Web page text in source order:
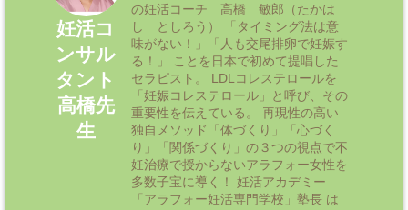
妊活コ
ンサル
タント
高橋先
生
の妊活コーチ 高橋 敏郎（たかは
し としろう） 「タイミング法は意
味がない！」「人も交尾排卵で妊娠す
る！」 ことを日本で初めて提唱した
セラピスト。 LDLコレステロールを
「妊娠コレステロール」と呼び、その
重要性を伝えている。 再現性の高い
独自メソッド「体づくり」「心づく
り」「関係づくり」の３つの視点で不
妊治療で授からないアラフォー女性を
多数子宝に導く！ 妊活アカデミー
「アラフォー妊活専門学校」塾長 は